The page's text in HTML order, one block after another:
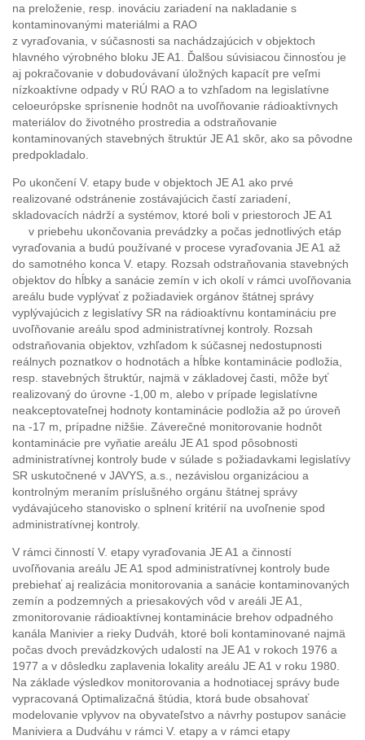
na preloženie, resp. inováciu zariadení na nakladanie s
kontaminovanými materiálmi a RAO
z vyraďovania, v súčasnosti sa nachádzajúcich v objektoch
hlavného výrobného bloku JE A1. Ďalšou súvisiacou činnosťou je
aj pokračovanie v dobudovávaní úložných kapacít pre veľmi
nízkoaktívne odpady v RÚ RAO a to vzhľadom na legislatívne
celoeurópske sprísnenie hodnôt na uvoľňovanie rádioaktívnych
materiálov do životného prostredia a odstraňovanie
kontaminovaných stavebných štruktúr JE A1 skôr, ako sa pôvodne
predpokladalo.
Po ukončení V. etapy bude v objektoch JE A1 ako prvé
realizované odstránenie zostávajúcich častí zariadení,
skladovacích nádrží a systémov, ktoré boli v priestoroch JE A1
v priebehu ukončovania prevádzky a počas jednotlivých etáp
vyraďovania a budú používané v procese vyraďovania JE A1 až
do samotného konca V. etapy. Rozsah odstraňovania stavebných
objektov do hĺbky a sanácie zemín v ich okolí v rámci uvoľňovania
areálu bude vyplývať z požiadaviek orgánov štátnej správy
vyplývajúcich z legislatívy SR na rádioaktívnu kontamináciu pre
uvoľňovanie areálu spod administratívnej kontroly. Rozsah
odstraňovania objektov, vzhľadom k súčasnej nedostupnosti
reálnych poznatkov o hodnotách a hĺbke kontaminácie podložia,
resp. stavebných štruktúr, najmä v základovej časti, môže byť
realizovaný do úrovne -1,00 m, alebo v prípade legislatívne
neakceptovateľnej hodnoty kontaminácie podložia až po úroveň
na -17 m, prípadne nižšie. Záverečné monitorovanie hodnôt
kontaminácie pre vyňatie areálu JE A1 spod pôsobnosti
administratívnej kontroly bude v súlade s požiadavkami legislatívy
SR uskutočnené v JAVYS, a.s., nezávislou organizáciou a
kontrolným meraním príslušného orgánu štátnej správy
vydávajúceho stanovisko o splnení kritérií na uvoľnenie spod
administratívnej kontroly.
V rámci činností V. etapy vyraďovania JE A1 a činností
uvoľňovania areálu JE A1 spod administratívnej kontroly bude
prebiehať aj realizácia monitorovania a sanácie kontaminovaných
zemín a podzemných a priesakových vôd v areáli JE A1,
zmonitorovanie rádioaktívnej kontaminácie brehov odpadného
kanála Manivier a rieky Dudváh, ktoré boli kontaminované najmä
počas dvoch prevádzkových udalostí na JE A1 v rokoch 1976 a
1977 a v dôsledku zaplavenia lokality areálu JE A1 v roku 1980.
Na základe výsledkov monitorovania a hodnotiacej správy bude
vypracovaná Optimalizačná štúdia, ktorá bude obsahovať
modelovanie vplyvov na obyvateľstvo a návrhy postupov sanácie
Maniviera a Dudváhu v rámci V. etapy a v rámci etapy